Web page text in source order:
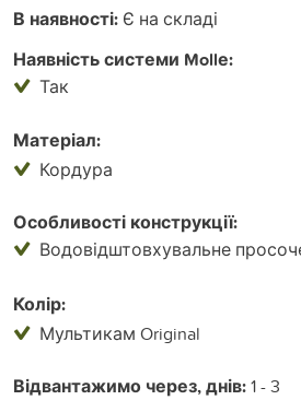
В наявності: Є на складі
Наявність системи Mollе:
Так
Матеріал:
Кордура
Особливості конструкції:
Водовідштовхувальне
Колір:
Мультикам Original
Відвантажимо через, днів:1 - 3